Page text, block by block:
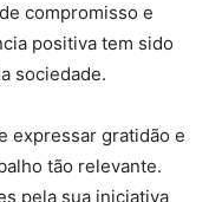
compromisso e
positiva tem sido
sociedade.
expressar gratidão e
tão relevante.
pela sua iniciativa